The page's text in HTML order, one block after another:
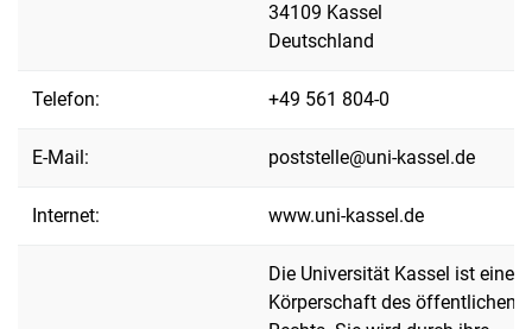
34109 Kassel
Deutschland
Telefon: +49 561 804-0
E-Mail: poststelle@uni-kassel.de
Internet: www.uni-kassel.de
Die Universität Kassel ist eine
Körperschaft des öffentlichen